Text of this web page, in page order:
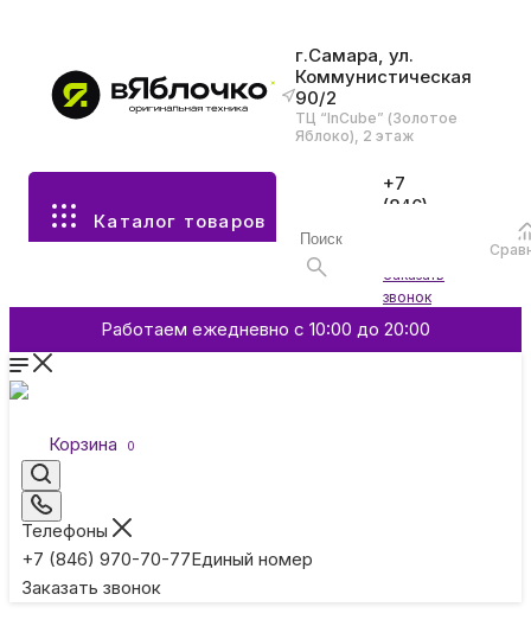
г.Самара, ул.
Коммунистическая
90/2
ТЦ “InCube” (Золотое
Яблоко), 2 этаж
Каталог товаров
+7
(846)
Заказать
звонок
Работаем ежедневно с 10:00 до 20:00
Корзина 0
Телефоны
+7 (846) 970-70-77Единый номер
Заказать звонок
Все разделы каталога
Аксессуары
Смартфоны и гаджеты